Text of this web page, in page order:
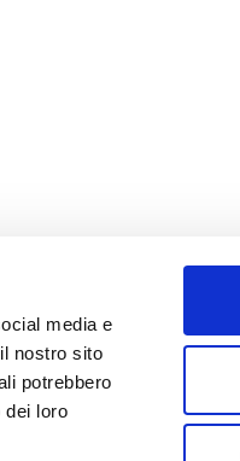
media e
nostro sito
potrebbero
dei loro